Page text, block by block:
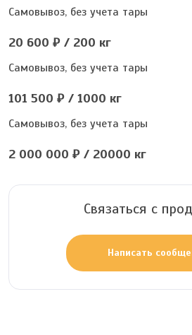
Самовывоз, без учета тары
20 600 ₽ / 200 кг
Самовывоз, без учета тары
101 500 ₽ / 1000 кг
Самовывоз, без учета тары
2 000 000 ₽ / 20000 кг
Связаться с
Написать